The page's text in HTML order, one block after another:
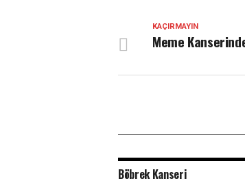
KAÇIRMAYIN
Meme
Böbrek Kanseri